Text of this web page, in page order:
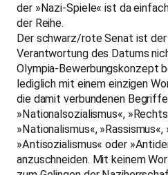
der »Nazi-Spiele« ist da
der Reihe.
Der schwarz/rote Senat ist
Verantwortung des Datums
Olympia-Bewerbungskonzept
lediglich mit einem einzigen
die damit verbundenen
»Nationalsozialismus«,
»Nationalismus«,
»Antisozialismus« oder
anzuschneiden. Mit keinem